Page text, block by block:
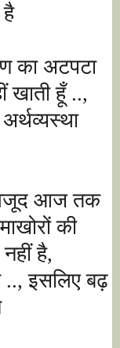
है
का अटपटा
खाती हूँ ..,
आज तक
की
नहीं है,
..,इसलिए बढ़